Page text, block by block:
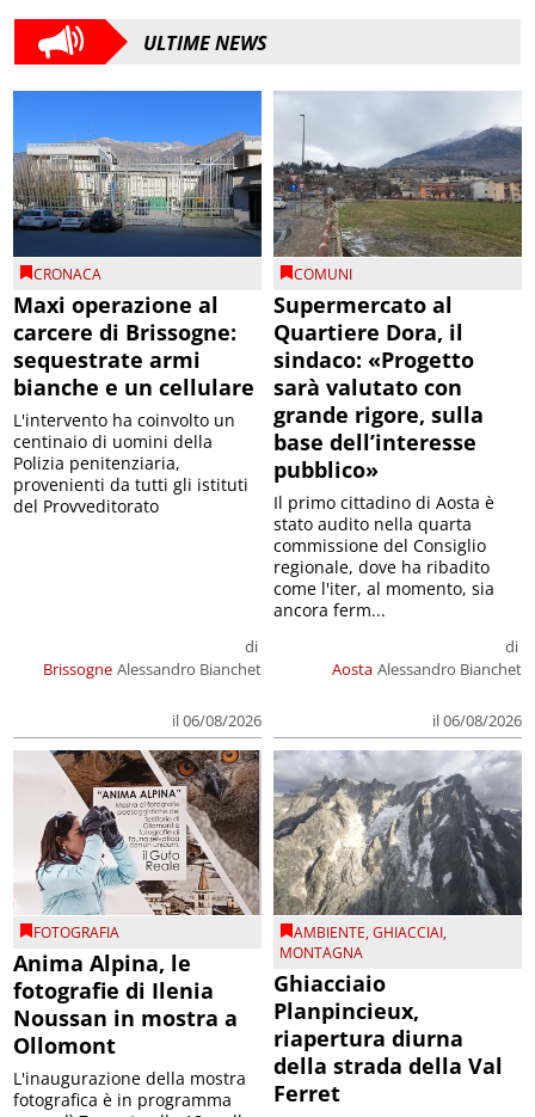
ULTIME NEWS
CRONACA
Maxi operazione al
carcere di Brissogne:
sequestrate armi
bianche e un cellulare
Brissogne
di
Alessandro Bianchet
il 06/08/2026
L'intervento ha coinvolto un
centinaio di uomini della
Polizia penitenziaria,
provenienti da tutti gli istituti
del Provveditorato
COMUNI
Supermercato al
Quartiere Dora, il
sindaco: «Progetto
sarà valutato con
grande rigore, sulla
base dell’interesse
pubblico»
Aosta
di
Alessandro Bianchet
il 06/08/2026
Il primo cittadino di Aosta è
stato audito nella quarta
commissione del Consiglio
regionale, dove ha ribadito
come l'iter, al momento, sia
ancora ferm...
FOTOGRAFIA
Anima Alpina, le
fotografie di Ilenia
Noussan in mostra a
Ollomont
L'inaugurazione della mostra
fotografica è in programma
AMBIENTE,GHIACCIAI,
MONTAGNA
Ghiacciaio
Planpincieux,
riapertura diurna
della strada della Val
Ferret